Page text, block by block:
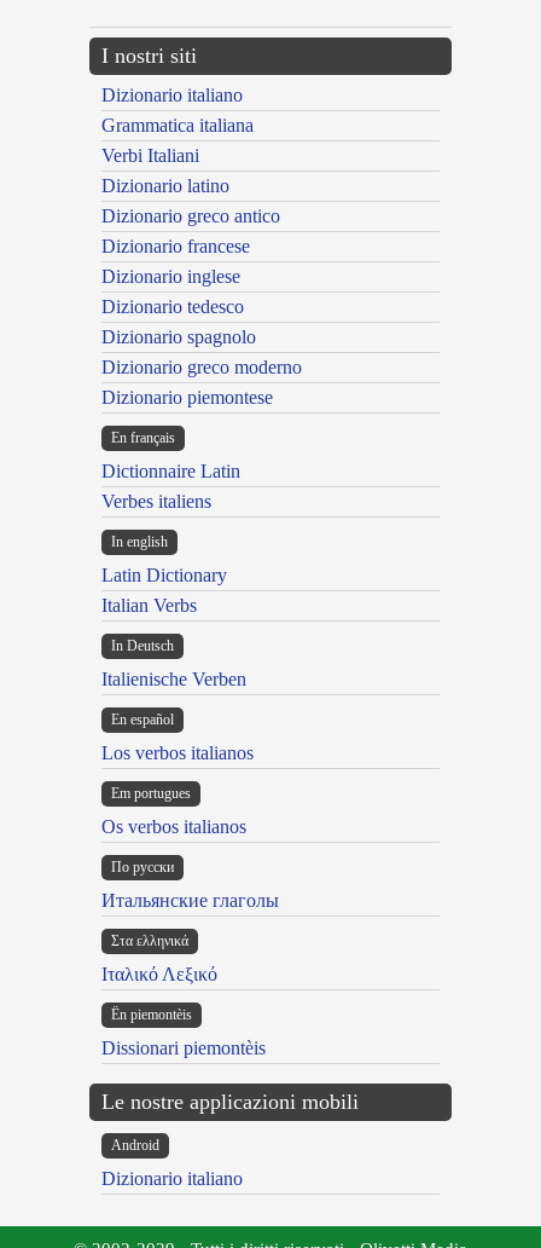
I nostri siti
Dizionario italiano
Grammatica italiana
Verbi Italiani
Dizionario latino
Dizionario greco antico
Dizionario francese
Dizionario inglese
Dizionario tedesco
Dizionario spagnolo
Dizionario greco moderno
Dizionario piemontese
En français
Dictionnaire Latin
Verbes italiens
In english
Latin Dictionary
Italian Verbs
In Deutsch
Italienische Verben
En español
Los verbos italianos
Em portugues
Os verbos italianos
По русски
Итальянские глаголы
Στα ελληνικά
Ιταλικό Λεξικό
Ën piemontèis
Dissionari piemontèis
Le nostre applicazioni mobili
Android
Dizionario italiano